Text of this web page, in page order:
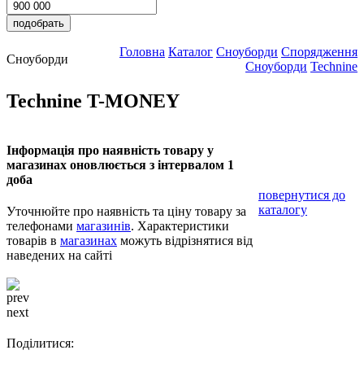
Сноуборди
Головна Каталог Сноуборди Спорядження
Сноуборди Technine
Technine T-MONEY
Інформація про наявність товару у
магазинах оновлюється з інтервалом 1
доба
Уточнюйте про наявність та ціну товару за
телефонами магазинів. Характеристики
товарів в магазинах можуть відрізнятися від
наведених на сайті
повернутися до
каталогу
prev
next
Поділитися: